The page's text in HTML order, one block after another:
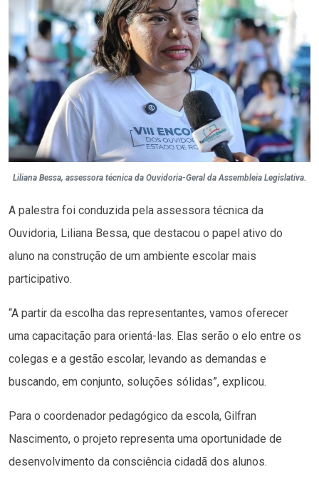
Liliana Bessa, assessora técnica da Ouvidoria-Geral da Assembleia Legislativa.
A palestra foi conduzida pela assessora técnica da
Ouvidoria, Liliana Bessa, que destacou o papel ativo do
aluno na construção de um ambiente escolar mais
participativo.
“A partir da escolha das representantes, vamos oferecer
uma capacitação para orientá-las. Elas serão o elo entre os
colegas e a gestão escolar, levando as demandas e
buscando, em conjunto, soluções sólidas”, explicou.
Para o coordenador pedagógico da escola, Gilfran
Nascimento, o projeto representa uma oportunidade de
desenvolvimento da consciência cidadã dos alunos.